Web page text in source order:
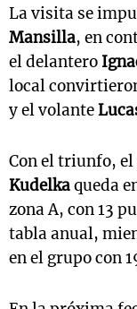
La visita se
Mansilla, en
el delantero
local
y el volante
Con el triunfo,
Kudelkaqueda
zona A, con 13
tabla anual,
en el grupo con